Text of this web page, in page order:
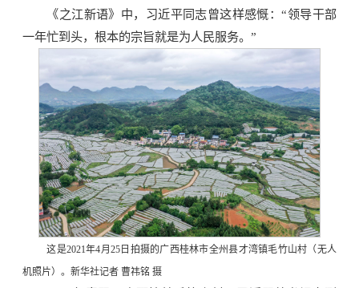
《之江新语》中，习近平同志曾这样感慨：“领导干部
一年忙到头，根本的宗旨就是为人民服务。”
这是2021年4月25日拍摄的广西桂林市全州县才湾镇毛竹山村（无人
机照片）。新华社记者 曹祎铭 摄